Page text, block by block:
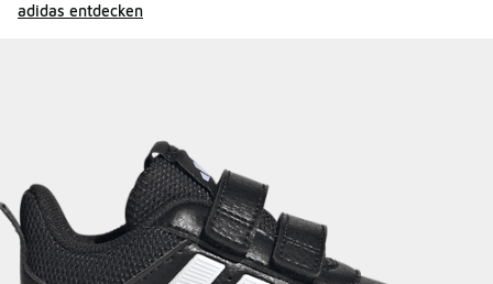
adidas entdecken